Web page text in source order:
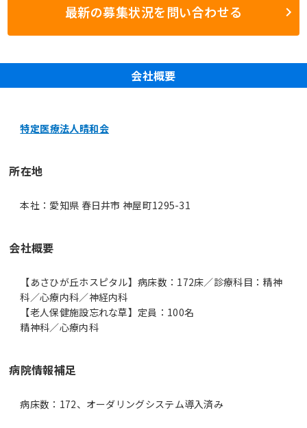
最新の募集状況を問い合わせる
会社概要
特定医療法人晴和会
所在地
本社：愛知県 春日井市 神屋町1295-31
会社概要
【あさひが丘ホスピタル】病床数：172床／診療科目：精神
科／心療内科／神経内科
【老人保健施設忘れな草】定員：100名
精神科／心療内科
病院情報補足
病床数：172、オーダリングシステム導入済み